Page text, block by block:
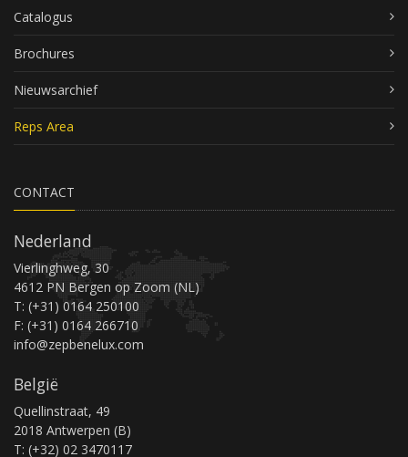
Catalogus
Brochures
Nieuwsarchief
Reps Area
CONTACT
Nederland
Vierlinghweg, 30
4612 PN Bergen op Zoom (NL)
T: (+31) 0164 250100
F: (+31) 0164 266710
info@zepbenelux.com
België
Quellinstraat, 49
2018 Antwerpen (B)
T: (+32) 02 3470117